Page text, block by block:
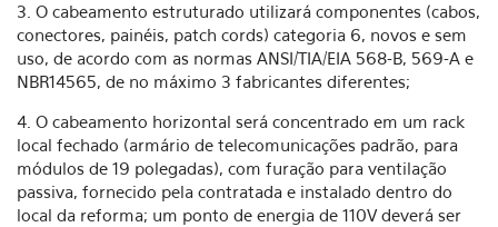
3. O cabeamento estruturado utilizará componentes (cabos,
conectores, painéis, patch cords) categoria 6, novos e sem
uso, de acordo com as normas ANSI/TIA/EIA 568-B, 569-A e
NBR14565, de no máximo 3 fabricantes diferentes;
4. O cabeamento horizontal será concentrado em um rack
local fechado (armário de telecomunicações padrão, para
módulos de 19 polegadas), com furação para ventilação
passiva, fornecido pela contratada e instalado dentro do
local da reforma; um ponto de energia de 110V deverá ser